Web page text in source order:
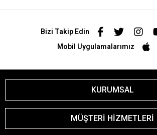
Bizi Takip Edin
Mobil Uygulamalarımız
KURUMSAL
MÜŞTERİ HİZMETLERİ